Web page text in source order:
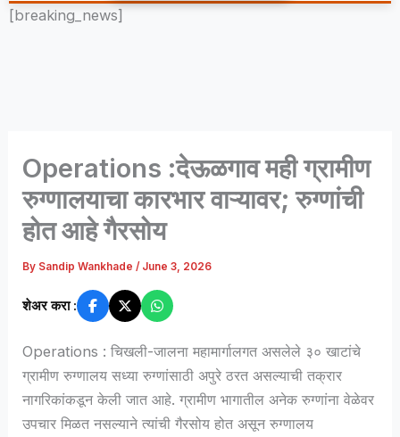
[breaking_news]
Operations :देऊळगाव मही ग्रामीण
रुग्णालयाचा कारभार वाऱ्यावर; रुग्णांची
होत आहे गैरसोय
By Sandip Wankhade/ June 3, 2026
शेअर करा :
Operations : चिखली-जालना महामार्गालगत असलेले ३० खाटांचे
ग्रामीण रुग्णालय सध्या रुग्णांसाठी अपुरे ठरत असल्याची तक्रार
नागरिकांकडून केली जात आहे. ग्रामीण भागातील अनेक रुग्णांना वेळेवर
उपचार मिळत नसल्याने त्यांची गैरसोय होत असून रुग्णालय